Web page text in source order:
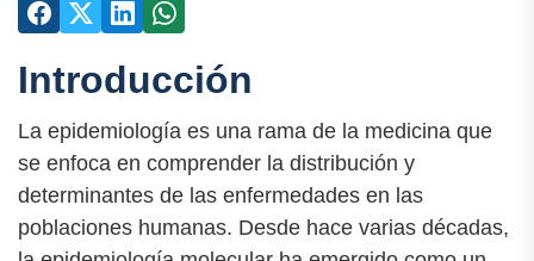
Introducción
La epidemiología es una rama de la medicina que
se enfoca en comprender la distribución y
determinantes de las enfermedades en las
poblaciones humanas. Desde hace varias décadas,